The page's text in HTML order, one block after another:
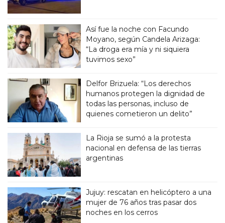
Así fue la noche con Facundo
Moyano, según Candela Arizaga:
“La droga era mía y ni siquiera
tuvimos sexo”
Delfor Brizuela: “Los derechos
humanos protegen la dignidad de
todas las personas, incluso de
quienes cometieron un delito”
La Rioja se sumó a la protesta
nacional en defensa de las tierras
argentinas
Jujuy: rescatan en helicóptero a una
mujer de 76 años tras pasar dos
noches en los cerros